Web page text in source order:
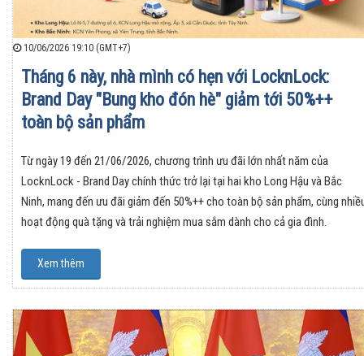
10/06/2026 19:10 (GMT+7)
Tháng 6 này, nhà mình có hẹn với LocknLock:
Brand Day "Bung kho đón hè" giảm tới 50%++
toàn bộ sản phẩm
Từ ngày 19 đến 21/06/2026, chương trình ưu đãi lớn nhất năm của
LocknLock - Brand Day chính thức trở lại tại hai kho Long Hậu và Bắc
Ninh, mang đến ưu đãi giảm đến 50%++ cho toàn bộ sản phẩm, cùng
hoạt động quà tặng và trải nghiệm mua sắm dành cho cả gia đình.
Xem thêm